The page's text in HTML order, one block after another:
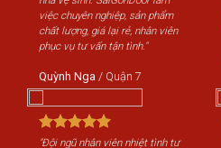
việc chuyên nghiệp, sản phẩm
chất lượng, giá lại rẻ, nhân viên
phục vụ tư vấn tận tình."
Quỳnh Nga / Quận 7
"Đội ngũ nhân viên nhiệt tình tư